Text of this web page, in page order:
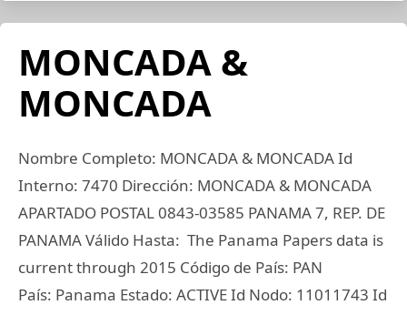
MONCADA &
MONCADA
Nombre Completo: MONCADA & MONCADA Id
Interno: 7470 Dirección: MONCADA & MONCADA
APARTADO POSTAL 0843-03585 PANAMA 7, REP. DE
PANAMA Válido Hasta: The Panama Papers data is
current through 2015 Código de País: PAN
País: Panama Estado: ACTIVE Id Nodo: 11011743 Id